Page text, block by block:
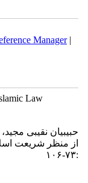
Manager
Law
حبیبیان نقیبی